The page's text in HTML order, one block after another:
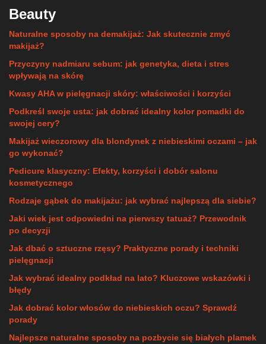
Beauty
Naturalne sposoby na demakijaż: Jak skutecznie zmyć
makijaż?
Przyczyny nadmiaru sebum: jak genetyka, dieta i stres
wpływają na skórę
Kwasy AHA w pielęgnacji skóry: właściwości i korzyści
Podkreśl swoje usta: jak dobrać idealny kolor pomadki do
swojej cery?
Makijaż wieczorowy dla blondynek z niebieskimi oczami – jak
go wykonać?
Pedicure klasyczny: Efekty, korzyści i dobór salonu
kosmetycznego
Rodzaje gąbek do makijażu: jak wybrać najlepszą dla siebie?
Jaki wiek jest odpowiedni na pierwszy tatuaż? Przewodnik
po decyzji
Jak dbać o sztuczne rzęsy? Praktyczne porady i techniki
pielęgnacji
Jak wybrać idealny podkład na lato? Kluczowe wskazówki i
błędy
Jak dobrać kolor włosów do niebieskich oczu? Sprawdź
porady
Najlepsze naturalne sposoby na pozbycie się białych plamek